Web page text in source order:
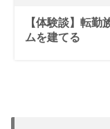
【体験談】転
ムを建てる